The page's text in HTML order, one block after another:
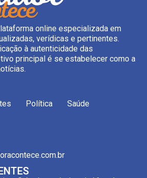
online especializada em
verídicas e pertinentes.
à autenticidade das
principal é se estabelecer como a
Política Saúde